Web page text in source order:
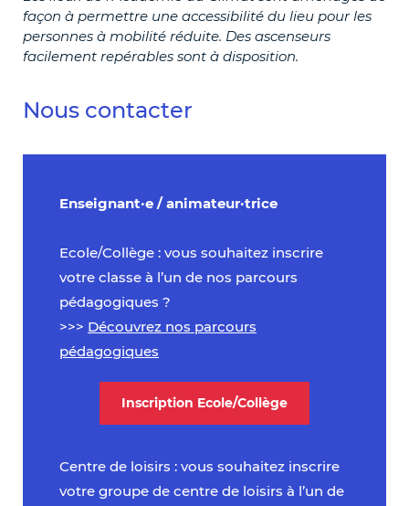
façon à permettre une accessibilité du lieu pour les
personnes à mobilité réduite. Des ascenseurs
facilement repérables sont à disposition.
Nous contacter
Enseignant·e / animateur·trice
Ecole/Collège : vous souhaitez inscrire
votre classe à l’un de nos parcours
pédagogiques ?
>>> Découvrez nos parcours
pédagogiques
Inscription Ecole/Collège
Centre de loisirs : vous souhaitez inscrire
votre groupe de centre de loisirs à l’un de